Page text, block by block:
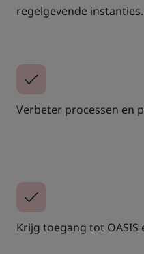
regelgevende instanties.
Verbeter processen en
Krijg toegang tot